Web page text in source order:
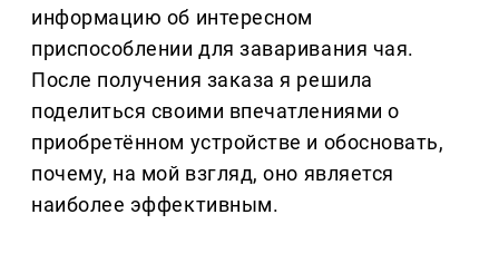
информацию об интересном
приспособлении для заваривания чая.
После получения заказа я решила
поделиться своими впечатлениями о
приобретённом устройстве и обосновать,
почему, на мой взгляд, оно является
наиболее эффективным.